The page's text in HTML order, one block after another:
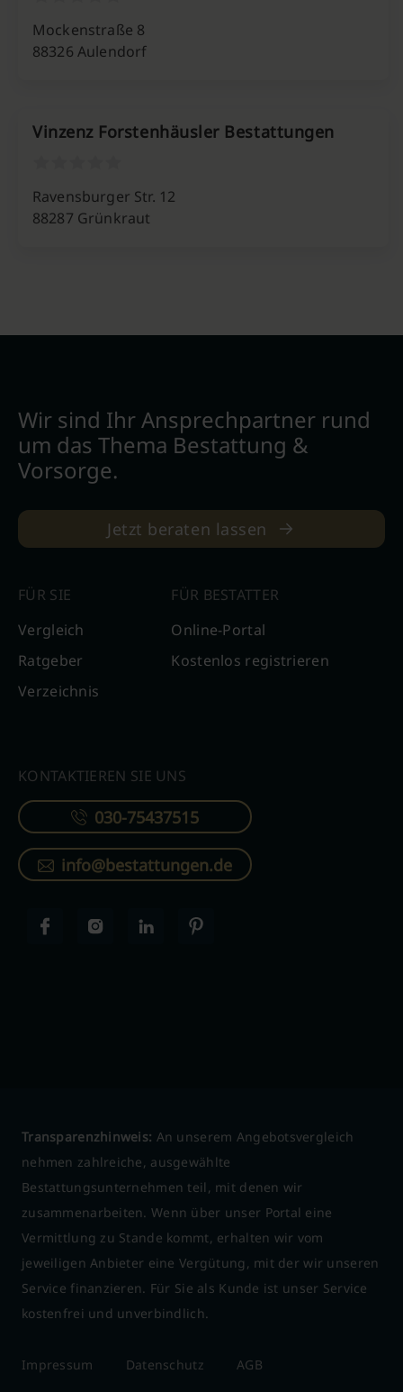
Mockenstraße 8
88326 Aulendorf
Vinzenz Forstenhäusler Bestattungen
Ravensburger Str. 12
88287 Grünkraut
Wir sind Ihr Ansprechpartner rund
um das Thema Bestattung &
Vorsorge.
Jetzt beraten lassen
FÜR SIE
Vergleich
Ratgeber
Verzeichnis
FÜR BESTATTER
Online-Portal
Kostenlos registrieren
KONTAKTIEREN SIE UNS
030-75437515
info@bestattungen.de
Transparenzhinweis: An unserem Angebotsvergleich
nehmen zahlreiche, ausgewählte
Bestattungsunternehmen teil, mit denen wir
zusammenarbeiten. Wenn über unser Portal eine
Vermittlung zu Stande kommt, erhalten wir vom
jeweiligen Anbieter eine Vergütung, mit der wir unseren
Service finanzieren. Für Sie als Kunde ist unser Service
kostenfrei und unverbindlich.
Impressum Datenschutz AGB